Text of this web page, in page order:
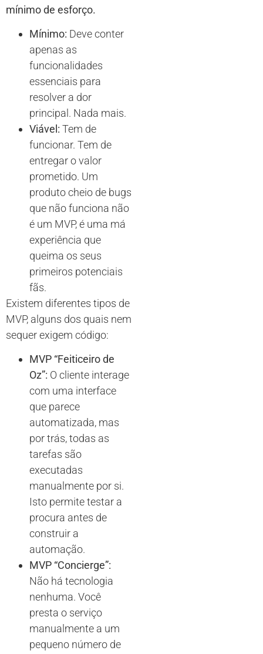
mínimo de esforço.
Mínimo: Deve conter
apenas as
funcionalidades
essenciais para
resolver a dor
principal. Nada mais.
Viável: Tem de
funcionar. Tem de
entregar o valor
prometido. Um
produto cheio de bugs
que não funciona não
é um MVP, é uma má
experiência que
queima os seus
primeiros potenciais
fãs.
Existem diferentes tipos de
MVP, alguns dos quais nem
sequer exigem código:
MVP “Feiticeiro de
Oz”: O cliente interage
com uma interface
que parece
automatizada, mas
por trás, todas as
tarefas são
executadas
manualmente por si.
Isto permite testar a
procura antes de
construir a
automação.
MVP “Concierge”:
Não há tecnologia
nenhuma. Você
presta o serviço
manualmente a um
pequeno número de